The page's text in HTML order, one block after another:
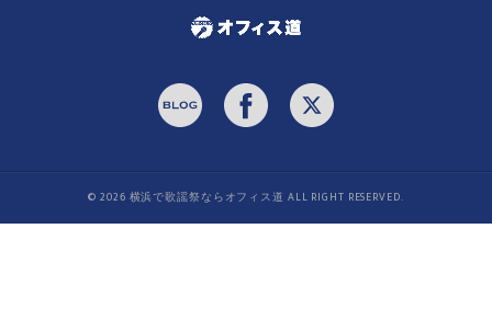
© 2026 横浜で歌謡祭ならオフィス道 ALL RIGHT RESERVED.